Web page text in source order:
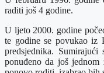
raditi još 4 godine.
U ljeto 2000. godine
te godine se povukao iz
predsjednika.
ponuđeno da još